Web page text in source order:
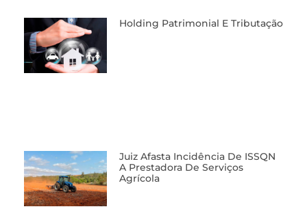
Holding Patrimonial E Tributação
Juiz Afasta Incidência De ISSQN
A Prestadora De Serviços
Agrícola